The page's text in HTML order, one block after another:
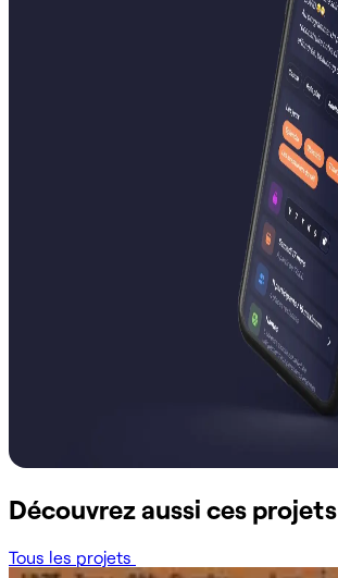
Découvrez aussi ces projets
Tous les projets